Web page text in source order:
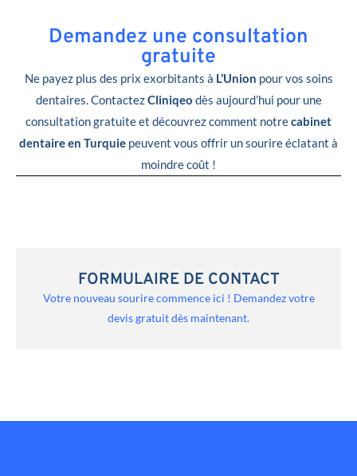
Demandez une consultation
gratuite
Ne payez plus des prix exorbitants à L’Union pour vos soins
dentaires. ContactezCliniqeo dès aujourd’hui pour une
consultation gratuite et découvrez comment notrecabinet
dentaire en Turquie peuvent vous offrir un sourire éclatant à
moindre coût !
FORMULAIRE DE CONTACT
Votre nouveau sourire commence ici ! Demandez votre
devis gratuit dès maintenant.